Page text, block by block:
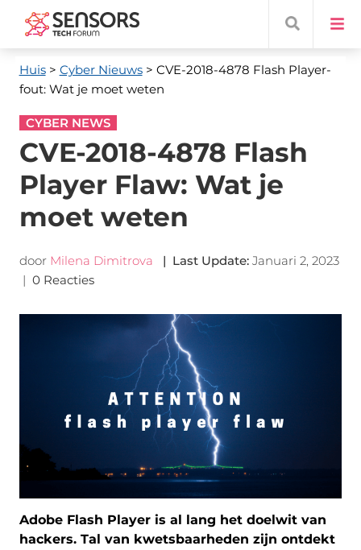
Huis> Cyber ​​Nieuws> CVE-2018-4878 Flash Player-
fout: Wat je moet weten
CYBER NEWS
CVE-2018-4878 Flash
Player Flaw: Wat je
moet weten
door Milena Dimitrova | Last Update: Januari 2, 2023
| 0 Reacties
Adobe Flash Player is al lang het doelwit van
hackers. Tal van kwetsbaarheden zijn ontdekt